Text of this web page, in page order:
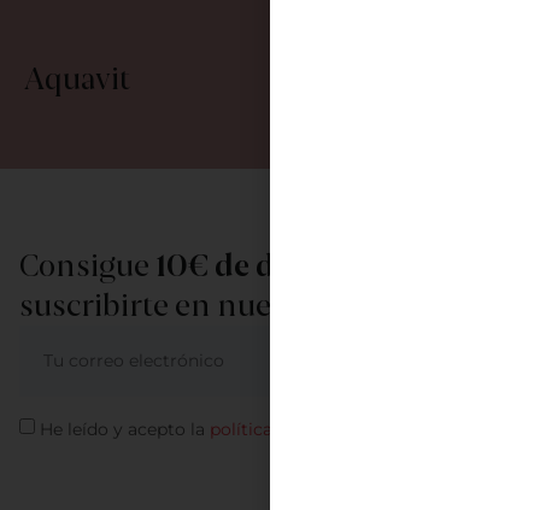
Aquavit
Consigue 10€ de descuento
suscribirte en nuestra newsletter
He leído y acepto la política de privacidad